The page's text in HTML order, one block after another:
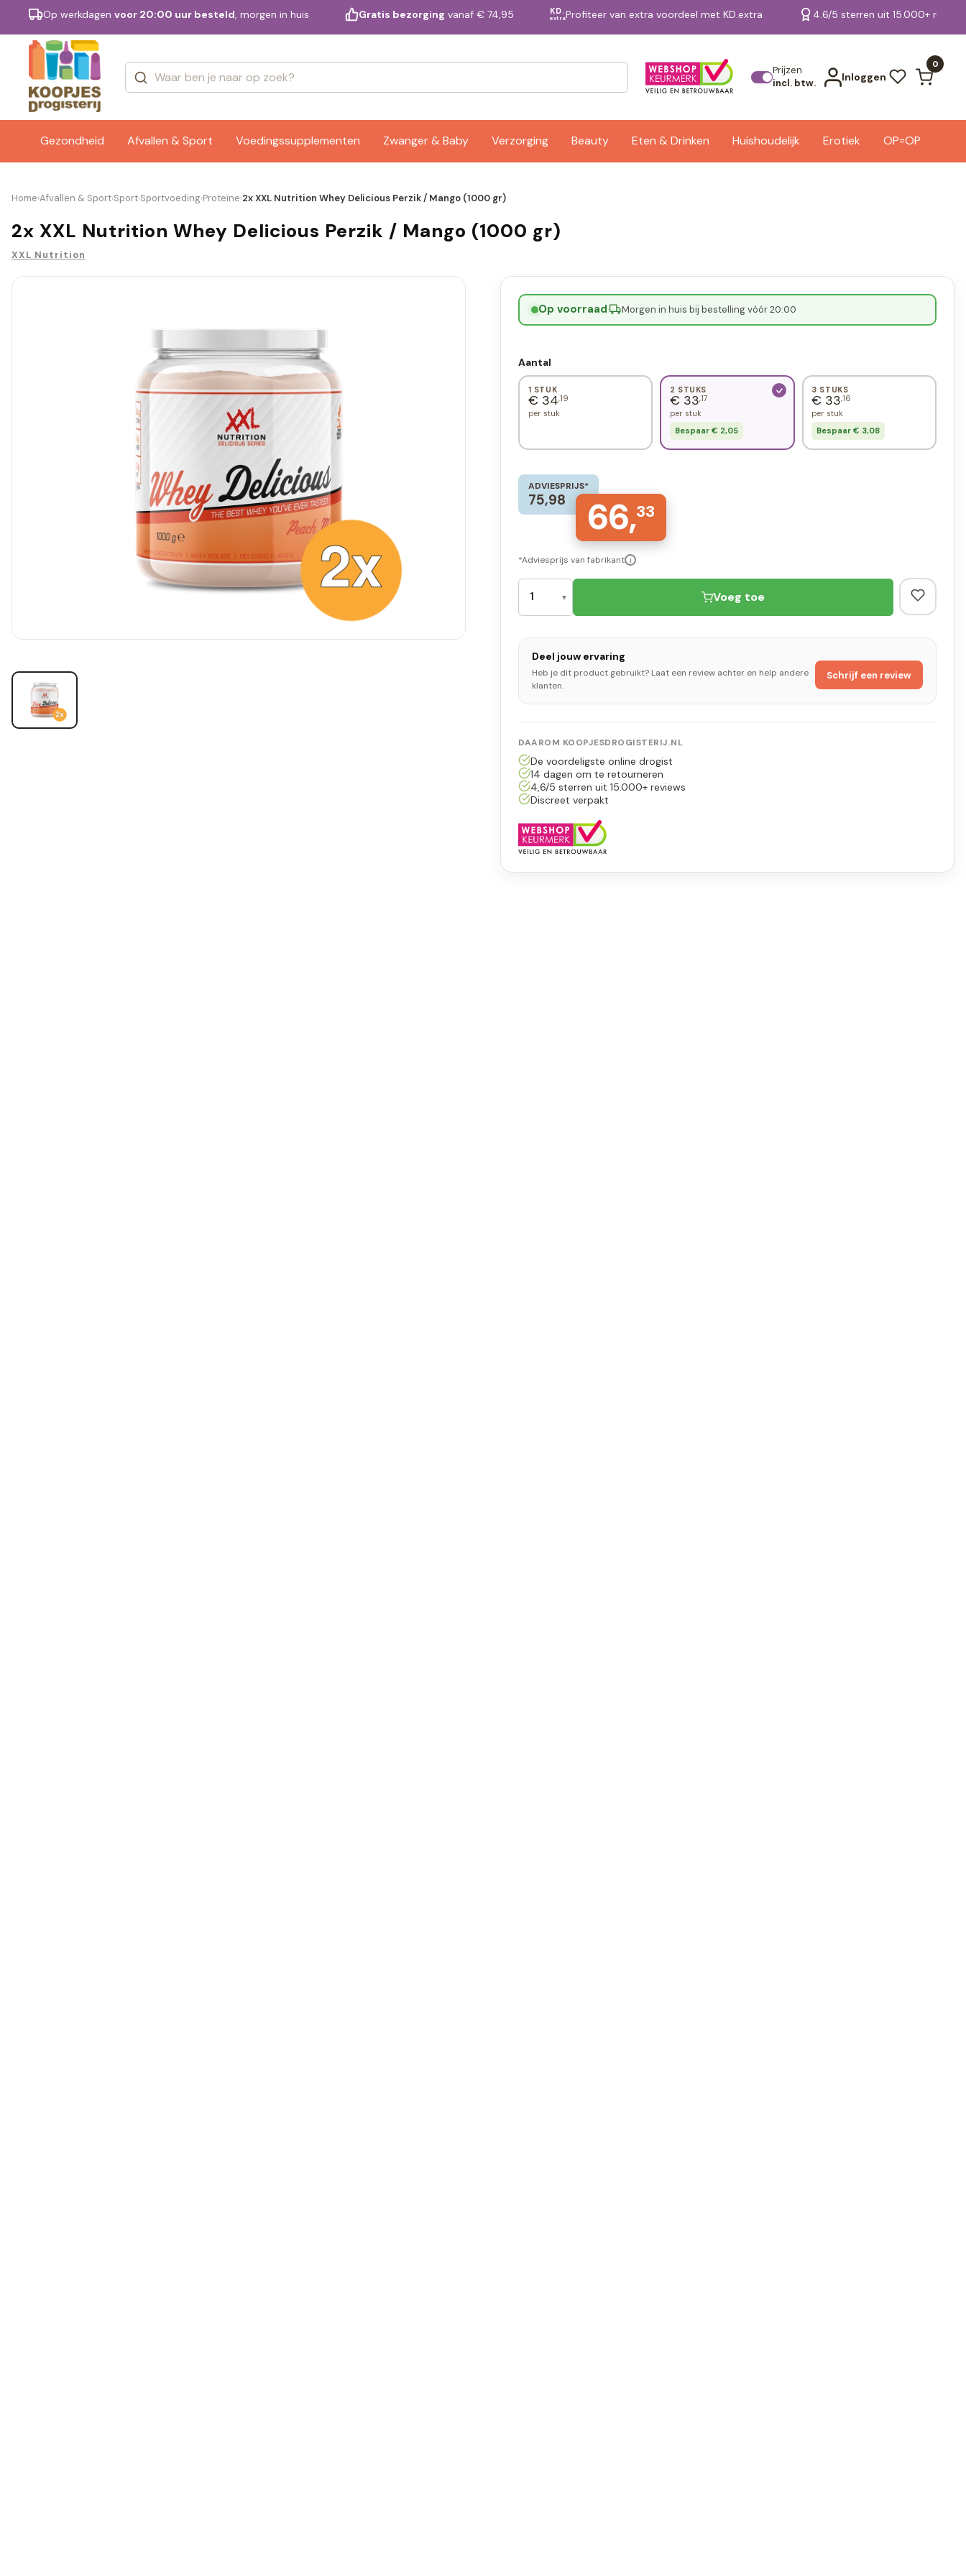
Op werkdagen voor 20:00 uur besteld, morgen in huis Gratis bezorging vanaf € 74,95 KD.
extraProfiteer van extra voordeel met KD.extra 4.6/5 sterren uit 15.000+
Prijzen
incl. btw.
Inloggen
0
Gezondheid Afvallen & Sport Voedingssupplementen Zwanger & Baby Verzorging Beauty Eten & Drinken Huishoudelijk Erotiek OP=OP
Merken Bekijk alle resultaten
Home›Afvallen & Sport›Sport›Sportvoeding›Proteïne›2x XXL Nutrition Whey Delicious Perzik / Mango (1000 gr)
2x XXL Nutrition Whey Delicious Perzik / Mango (1000 gr)
XXL Nutrition
Op voorraad· Morgen in huis bij bestelling vóór 20:00
Aantal
1 STUK
€ 34,19
per stuk
2 STUKS
€ 33,17
per stuk
Bespaar € 2,05
3 STUKS
€ 33,16
per stuk
Bespaar € 3,08
ADVIESPRIJS*
75,98 66,33
*Adviesprijs van fabrikant i
Voeg toe
Deel jouw ervaring
Heb je dit product gebruikt? Laat een review achter en help andere
klanten.
Schrijf een review
DAAROM KOOPJESDROGISTERIJ.NL
De voordeligste online drogist
14 dagen om te retourneren
4,6/5 sterren uit 15.000+ reviews
Discreet verpakt